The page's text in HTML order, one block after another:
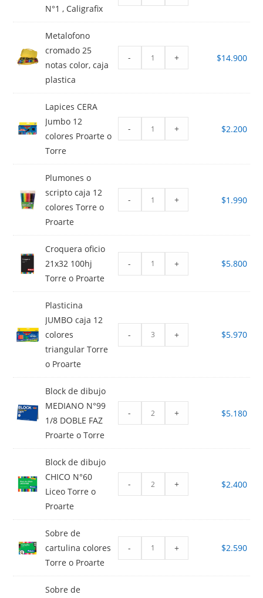
N°1 , Caligrafix
Metalofono
cromado 25
notas color, caja
plastica
- + $14.900
Lapices CERA
Jumbo 12
colores Proarte o
Torre
- + $2.200
Plumones o
scripto caja 12
colores Torre o
Proarte
- + $1.990
Croquera oficio
21x32 100hj
Torre o Proarte
- + $5.800
Plasticina
JUMBO caja 12
colores
triangular Torre
o Proarte
- + $5.970
Block de dibujo
MEDIANO N°99
1/8 DOBLE FAZ
Proarte o Torre
- + $5.180
Block de dibujo
CHICO N°60
Liceo Torre o
Proarte
- + $2.400
Sobre de
cartulina colores
Torre o Proarte
- + $2.590
Sobre de